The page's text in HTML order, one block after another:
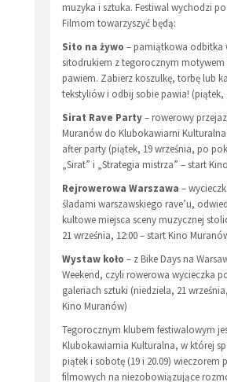
muzyka i sztuka. Festiwal wychodzi
Filmom towarzyszyć będą:
Sito na żywo – pamiątkowa odbitka
sitodrukiem z tegorocznym motywem
pawiem. Zabierz koszulkę, torbę lub
tekstyliów i odbij sobie pawia! (piątek,
Sirat Rave Party– rowerowy
Muranów do Klubokawiarni
after party (piątek, 19 września, po
„Sirat” i „Strategia mistrza” – start
Rejrowerowa Warszawa –
śladami warszawskiego rave’u,
kultowe miejsca sceny muzycznej
21 września, 12:00 – start Kino
Wystaw koło – z Bike Days na
Weekend, czyli rowerowa wycieczka
galeriach sztuki (niedziela, 21
Kino Muranów)
Tegorocznym klubem festiwalowym
Klubokawiarnia Kulturalna, w której
piątek i sobotę (19 i 20.09) wieczorem
filmowych na niezobowiązujące